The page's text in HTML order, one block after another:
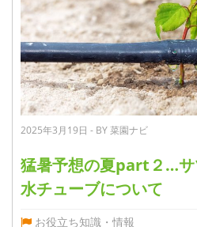
2025年3月19日 - BY 菜園ナビ
猛暑予想の夏part２…サ
水チューブについて
お役立ち知識・情報